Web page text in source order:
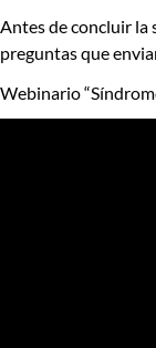
Antes de concluir la
preguntas que
Webinario